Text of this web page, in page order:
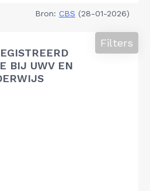
Bron: CBS (28-01-2026)
BIJ UWV EN
Filters